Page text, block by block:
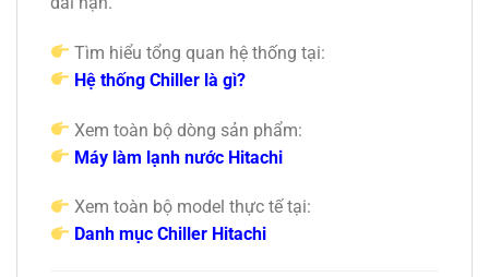
Tìm hiểu tổng quan hệ thống tại:
Hệ thống Chiller là gì?
Xem toàn bộ dòng sản phẩm:
Máy làm lạnh nước Hitachi
Xem toàn bộ model thực tế tại:
Danh mục Chiller Hitachi